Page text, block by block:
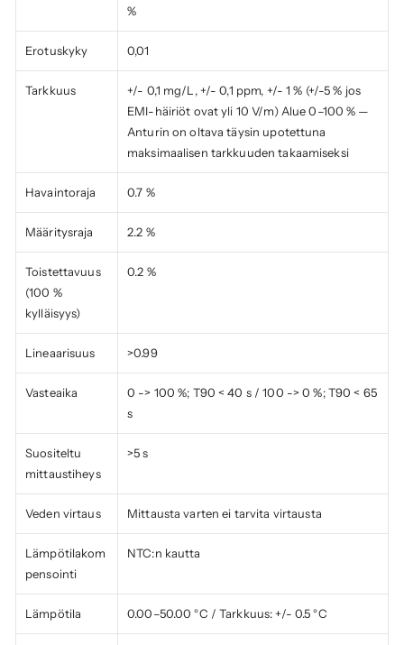
%
Erotuskyky 0,01
Tarkkuus
+/- 0,1 mg/L, +/- 0,1 ppm, +/- 1 % (+/-5 % jos
EMI-häiriöt ovat yli 10 V/m) Alue 0–100 % —
Anturin on oltava täysin upotettuna
maksimaalisen tarkkuuden takaamiseksi
Havaintoraja 0.7 %
Määritysraja 2.2 %
Toistettavuus
(100 %
kylläisyys)
0.2 %
Lineaarisuus >0.99
Vasteaika
0 -> 100 %; T90 < 40 s / 100 -> 0 %; T90 < 65
s
Suositeltu
mittaustiheys
>5 s
Veden virtaus Mittausta varten ei tarvita virtausta
Lämpötilakom
pensointi
NTC:n kautta
Lämpötila 0.00–50.00 °C / Tarkkuus: +/- 0.5 °C